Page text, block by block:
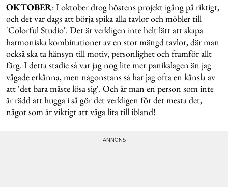
OKTOBER: I oktober drog höstens projekt igång på riktigt,
och det var dags att börja spika alla tavlor och möbler till
'Colorful Studio'. Det är verkligen inte helt lätt att skapa
harmoniska kombinationer av en stor mängd tavlor, där man
också ska ta hänsyn till motiv, personlighet och framför allt
färg. I detta stadie så var jag nog lite mer panikslagen än jag
vågade erkänna, men någonstans så har jag ofta en känsla av
att 'det bara måste lösa sig'. Och är man en person som inte
är rädd att hugga i så gör det verkligen för det mesta det,
något som är viktigt att våga lita till ibland!